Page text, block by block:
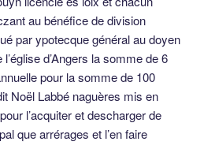
au bénéfice de division
par ypotecque général au doyen
d’Angers la somme de 6
pour la somme de 100
Noël Labbé naguères mis en
l’acquiter et descharger de
que arrérages et l’en faire